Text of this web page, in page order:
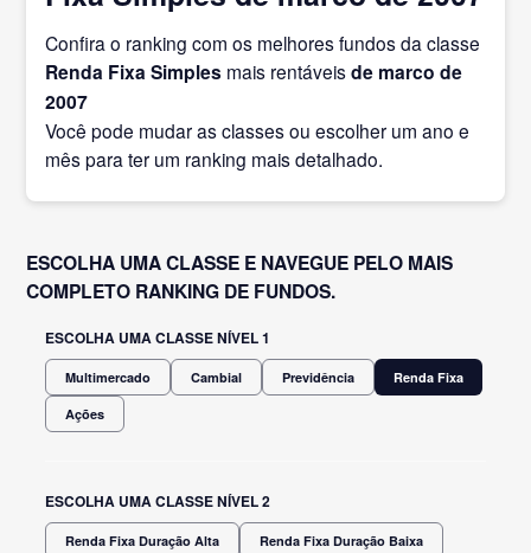
Confira o ranking com os melhores fundos da classe
Renda Fixa Simples mais rentáveisde marco de
2007
Você pode mudar as classes ou escolher um ano e
mês para ter um ranking mais detalhado.
ESCOLHA UMA CLASSE E NAVEGUE PELO MAIS
COMPLETO RANKING DE FUNDOS.
ESCOLHA UMA CLASSE NÍVEL 1
Multimercado Cambial Previdência Renda Fixa
Ações
ESCOLHA UMA CLASSE NÍVEL 2
Renda Fixa Duração Alta Renda Fixa Duração Baixa